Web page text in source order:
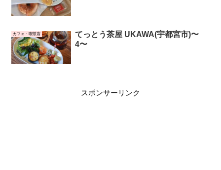
カフェ・喫茶店
てっとう茶屋 UKAWA(宇都宮市)〜
4〜
スポンサーリンク